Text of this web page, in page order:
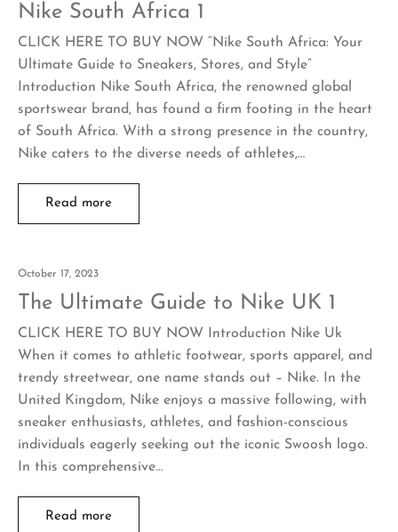
Nike South Africa 1
CLICK HERE TO BUY NOW “Nike South Africa: Your
Ultimate Guide to Sneakers, Stores, and Style”
Introduction Nike South Africa, the renowned global
sportswear brand, has found a firm footing in the heart
of South Africa. With a strong presence in the country,
Nike caters to the diverse needs of athletes,…
Read more
October 17, 2023
The Ultimate Guide to Nike UK 1
CLICK HERE TO BUY NOW Introduction Nike Uk
When it comes to athletic footwear, sports apparel, and
trendy streetwear, one name stands out – Nike. In the
United Kingdom, Nike enjoys a massive following, with
sneaker enthusiasts, athletes, and fashion-conscious
individuals eagerly seeking out the iconic Swoosh logo.
In this comprehensive…
Read more